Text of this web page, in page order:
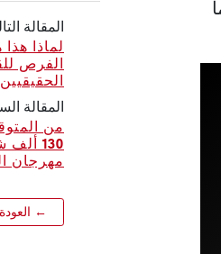
المقالة
لماذا
الفرص
المقالة
من
130
مهرجان
←